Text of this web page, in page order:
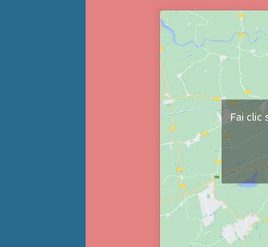
Fai clic